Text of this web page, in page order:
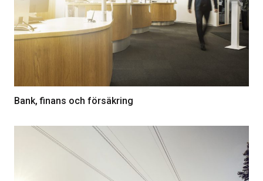
Bank, finans och försäkring